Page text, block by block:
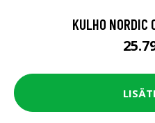
KULHO